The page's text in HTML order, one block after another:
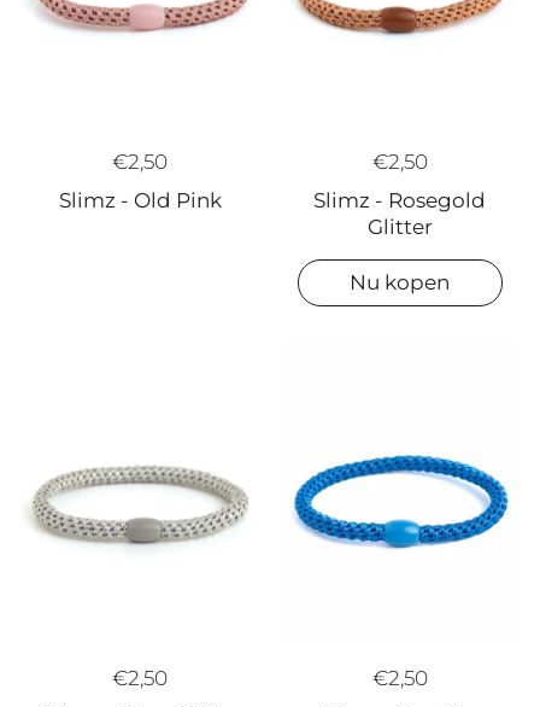
€2,50
Slimz - Old Pink
€2,50
Slimz - Rosegold
Glitter
Nu kopen
€2,50
€2,50